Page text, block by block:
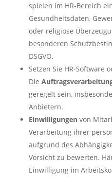
spielen im HR-Bereich
Gesundheitsdaten,
oder religiöse
besonderen
DSGVO.
Setzen Sie HR-Software
Die
geregelt sein,
Anbietern.
Einwilligungen von
Verarbeitung ihrer
aufgrund des
Vorsicht zu bewerten.
Einwilligung im